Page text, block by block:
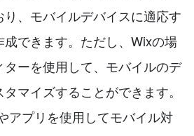
、モバイルデバイスに適応す
できます。ただし、Wixの場
ーを使用して、モバイルのデ
マイズすることができます。
アプリを使用してモバイル対